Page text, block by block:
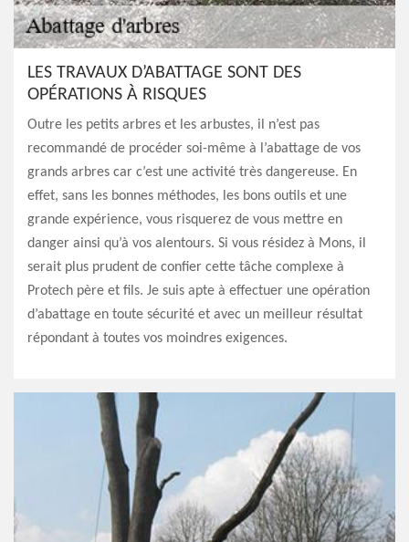
LES TRAVAUX D’ABATTAGE SONT DES
OPÉRATIONS À RISQUES
Outre les petits arbres et les arbustes, il n’est pas
recommandé de procéder soi-même à l’abattage de vos
grands arbres car c’est une activité très dangereuse. En
effet, sans les bonnes méthodes, les bons outils et une
grande expérience, vous risquerez de vous mettre en
danger ainsi qu’à vos alentours. Si vous résidez à Mons, il
serait plus prudent de confier cette tâche complexe à
Protech père et fils. Je suis apte à effectuer une opération
d’abattage en toute sécurité et avec un meilleur résultat
répondant à toutes vos moindres exigences.